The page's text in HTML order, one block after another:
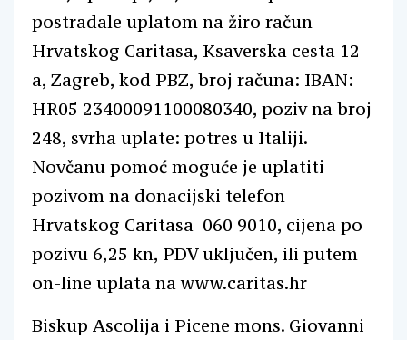
postradale uplatom na žiro račun
Hrvatskog Caritasa, Ksaverska cesta 12
a, Zagreb, kod PBZ, broj računa: IBAN:
HR05 23400091100080340, poziv na broj
248, svrha uplate: potres u Italiji.
Novčanu pomoć moguće je uplatiti
pozivom na donacijski telefon
Hrvatskog Caritasa 060 9010, cijena po
pozivu 6,25 kn, PDV uključen, ili putem
on-line uplata na www.caritas.hr
Biskup Ascolija i Picene mons. Giovanni